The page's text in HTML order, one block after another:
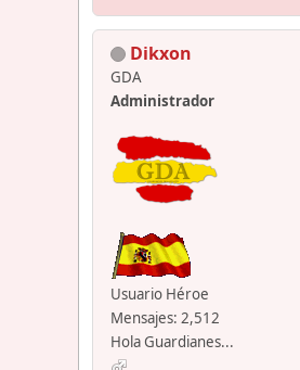
Dikxon
GDA
Administrador
Usuario Héroe
Mensajes: 2,512
Hola Guardianes...